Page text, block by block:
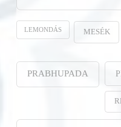
LEMONDÁS MESÉK
PRABHUPADA